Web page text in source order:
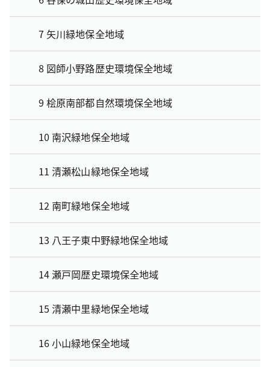
7 矢川緑地保全地域
8 図師小野路歴史環境保全地域
9 桧原南部都自然環境保全地域
10 南沢緑地保全地域
11 清瀬松山緑地保全地域
12 南町緑地保全地域
13 八王子東中野緑地保全地域
14 瀬戸岡歴史環境保全地域
15 清瀬中里緑地保全地域
16 小山緑地保全地域